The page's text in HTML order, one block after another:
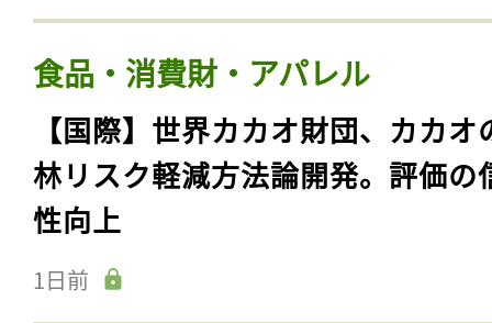
食品・消費財・アパレル
【国際】世界カカオ財団、カカオ
林リスク軽減方法論開発。評価の
性向上
1日前